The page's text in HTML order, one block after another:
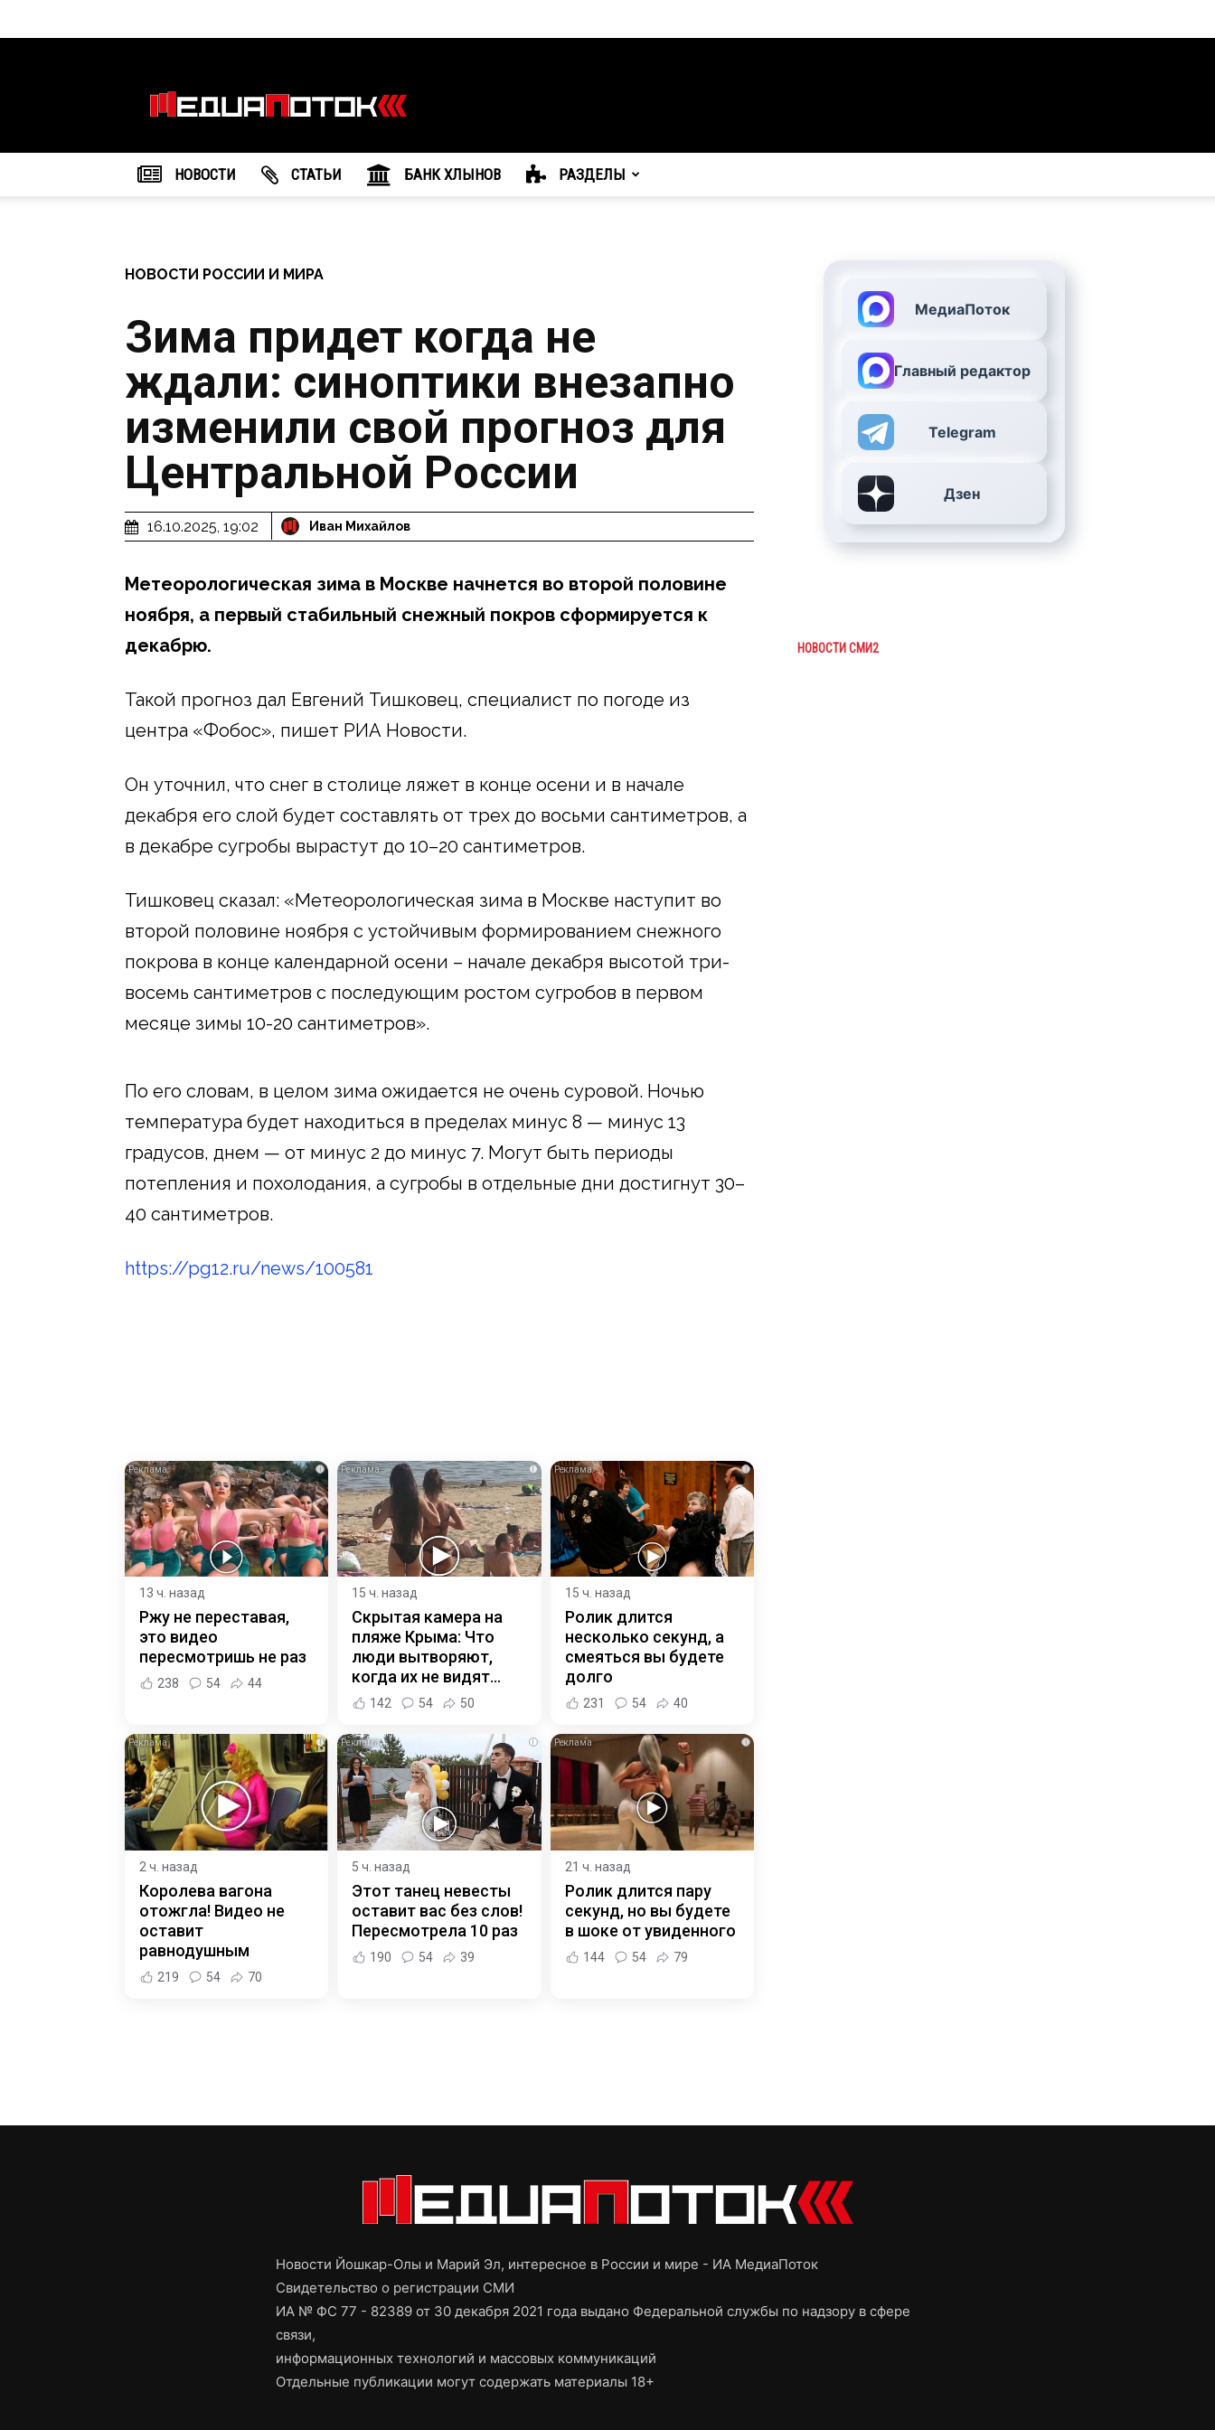
агентство
"МедиаПоток"
НОВОСТИ CТАТЬИ БАНК ХЛЫНОВ РАЗДЕЛЫ
НОВОСТИ РОССИИ И МИРА
Зима придет когда не
ждали: синоптики внезапно
изменили свой прогноз для
Центральной России
16.10.2025, 19:02 Иван Михайлов
Метеорологическая зима в Москве начнется во второй половине
ноября, а первый стабильный снежный покров сформируется к
декабрю.
Такой прогноз дал Евгений Тишковец, специалист по погоде из
центра «Фобос», пишет РИА Новости.
Он уточнил, что снег в столице ляжет в конце осени и в начале
декабря его слой будет составлять от трех до восьми сантиметров, а
в декабре сугробы вырастут до 10–20 сантиметров.
Тишковец сказал: «Метеорологическая зима в Москве наступит во
второй половине ноября с устойчивым формированием снежного
покрова в конце календарной осени – начале декабря высотой три-
восемь сантиметров с последующим ростом сугробов в первом
месяце зимы 10-20 сантиметров».
По его словам, в целом зима ожидается не очень суровой. Ночью
температура будет находиться в пределах минус 8 — минус 13
градусов, днем — от минус 2 до минус 7. Могут быть периоды
потепления и похолодания, а сугробы в отдельные дни достигнут 30–
40 сантиметров.
https://pg12.ru/news/100581
i
13 ч. назад
Ржу не переставая,
это видео
пересмотришь не раз
238 54 44
i
15 ч. назад
Скрытая камера на
пляже Крыма: Что
люди вытворяют,
когда их не видят...
142 54 50
i
15 ч. назад
Ролик длится
несколько секунд, а
смеяться вы будете
долго
231 54 40
i
2 ч. назад
Королева вагона
отожгла! Видео не
оставит
равнодушным
219 54 70
i
5 ч. назад
Этот танец невесты
оставит вас без слов!
Пересмотрела 10 раз
190 54 39
i
21 ч. назад
Ролик длится пару
секунд, но вы будете
в шоке от увиденного
144 54 79
МедиаПоток
Главный редактор
Telegram
Дзен
НОВОСТИ СМИ2
Новости Йошкар-Олы и Марий Эл, интересное в России и мире - ИА МедиаПоток
Свидетельство о регистрации СМИ
ИА № ФС 77 - 82389 от 30 декабря 2021 года выдано Федеральной службы по надзору в сфере
связи,
информационных технологий и массовых коммуникаций
Отдельные публикации могут содержать материалы 18+